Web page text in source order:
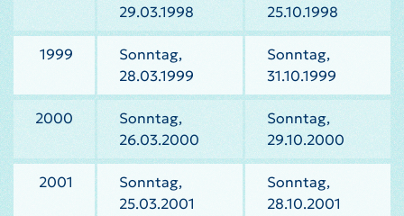
29.03.1998
25.10.1998
1999
Sonntag,
28.03.1999
Sonntag,
31.10.1999
2000
Sonntag,
26.03.2000
Sonntag,
29.10.2000
2001
Sonntag,
25.03.2001
Sonntag,
28.10.2001